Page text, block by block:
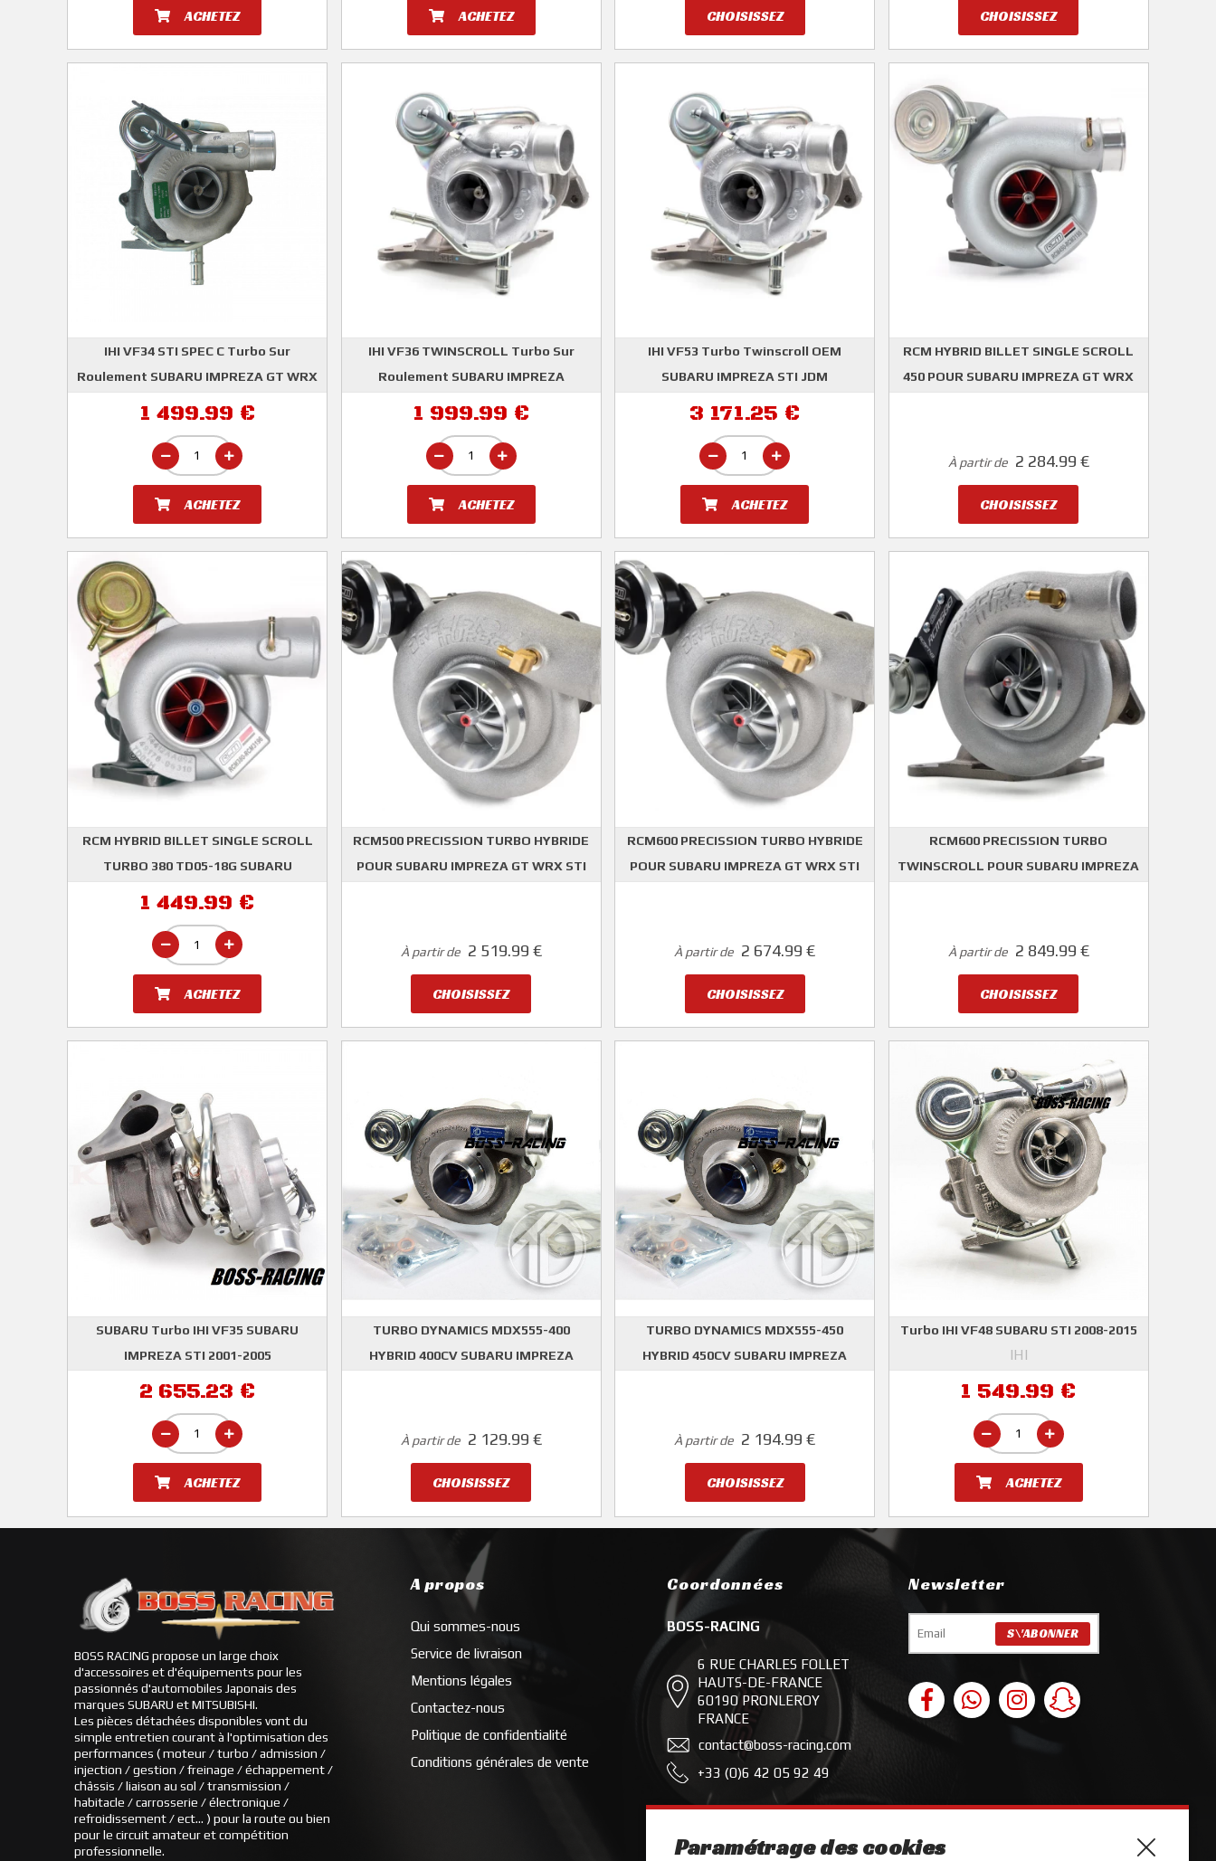
ACHETEZ ACHETEZ CHOISISSEZ CHOISISSEZ
IHI VF34 STI SPEC C Turbo Sur
Roulement SUBARU IMPREZA GT WRX
1 499.99 €
ACHETEZ
IHI VF36 TWINSCROLL Turbo Sur
Roulement SUBARU IMPREZA
1 999.99 €
ACHETEZ
IHI VF53 Turbo Twinscroll OEM
SUBARU IMPREZA STI JDM
3 171.25 €
ACHETEZ
RCM HYBRID BILLET SINGLE SCROLL
450 POUR SUBARU IMPREZA GT WRX
À partir de 2 284.99 €
CHOISISSEZ
RCM HYBRID BILLET SINGLE SCROLL
TURBO 380 TD05-18G SUBARU
1 449.99 €
ACHETEZ
RCM500 PRECISSION TURBO HYBRIDE
POUR SUBARU IMPREZA GT WRX STI
À partir de 2 519.99 €
CHOISISSEZ
RCM600 PRECISSION TURBO HYBRIDE
POUR SUBARU IMPREZA GT WRX STI
À partir de 2 674.99 €
CHOISISSEZ
RCM600 PRECISSION TURBO
TWINSCROLL POUR SUBARU IMPREZA
À partir de 2 849.99 €
CHOISISSEZ
SUBARU Turbo IHI VF35 SUBARU
IMPREZA STI 2001-2005
2 655.23 €
ACHETEZ
TURBO DYNAMICS MDX555-400
HYBRID 400CV SUBARU IMPREZA
À partir de 2 129.99 €
CHOISISSEZ
TURBO DYNAMICS MDX555-450
HYBRID 450CV SUBARU IMPREZA
À partir de 2 194.99 €
CHOISISSEZ
Turbo IHI VF48 SUBARU STI 2008-2015
IHI
1 549.99 €
ACHETEZ
BOSS RACING propose un large choix
d'accessoires et d'équipements pour les
passionnés d'automobiles Japonais des
marques SUBARU et MITSUBISHI.
Les pièces détachées disponibles vont du
simple entretien courant à l'optimisation des
performances ( moteur / turbo / admission /
injection / gestion / freinage / échappement /
châssis / liaison au sol / transmission /
habitacle / carrosserie / électronique /
refroidissement / ect... ) pour la route ou bien
pour le circuit amateur et compétition
professionnelle.
A propos
Qui sommes-nous
Service de livraison
Mentions légales
Contactez-nous
Politique de confidentialité
Conditions générales de vente
Coordonnées
BOSS-RACING
6 RUE CHARLES FOLLET
HAUTS-DE-FRANCE
60190 PRONLEROY
FRANCE
contact@boss-racing.com
+33 (0)6 42 05 92 49
Newsletter
Paramétrage des cookies